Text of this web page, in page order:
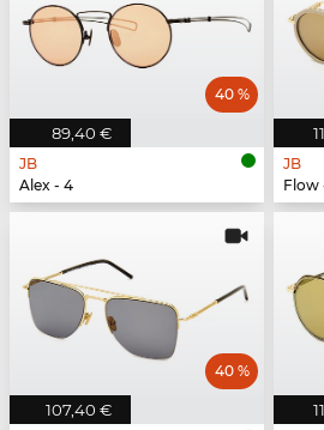
89,40 €
40 %
JB
Alex - 4
JB
Flow
107,40 €
40 %